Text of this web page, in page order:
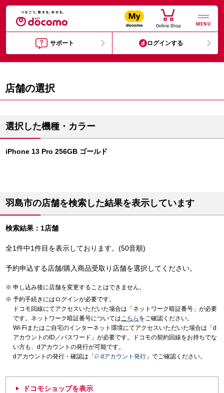
MENU
サポート ログインする
店舗の選択
選択した機種・カラー
iPhone 13 Pro 256GB ゴールド
羽島市の店舗を検索した結果を表示しています
検索結果：1店舗
全1件中1件目を表示しております。(50音順)
予約申込する店舗/購入商品受取り店舗を選択してください。
申し込み後に店舗を変更することはできません。
予約手続きにはログインが必要です。
ドコモ回線にてアクセスいただいた場合は「ネットワーク暗証番号」が必要
です。ネットワーク暗証番号についてはこちら をご確認ください。
Wi-Fiまたはご自宅のインターネット環境にてアクセスいただいた場合は「d
アカウントのID／パスワード」が必要です。ドコモの契約回線をお持ちでな
い方も、dアカウントの発行が可能です。
dアカウントの発行・確認は「
dアカウント発行 」でご確認ください。
ドコモショップを表示